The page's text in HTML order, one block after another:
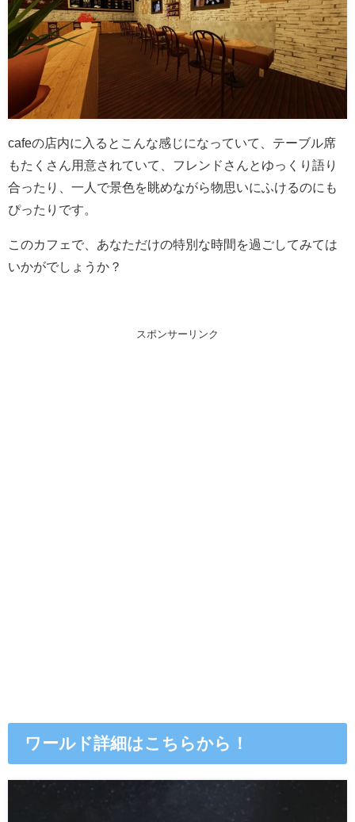
cafeの店内に入るとこんな感じになっていて、テーブル席
もたくさん用意されていて、フレンドさんとゆっくり語り
合ったり、一人で景色を眺めながら物思いにふけるのにも
ぴったりです。
このカフェで、あなただけの特別な時間を過ごしてみては
いかがでしょうか？
スポンサーリンク
ワールド詳細はこちらから！